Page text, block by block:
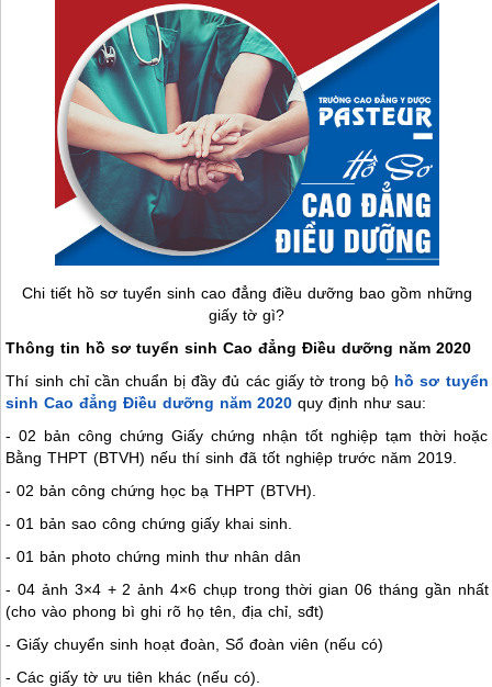
Chi tiết hồ sơ tuyển sinh cao đẳng điều dưỡng bao gồm những
giấy tờ gì?
Thông tin hồ sơ tuyển sinh Cao đẳng Điều dưỡng năm 2020
Thí sinh chỉ cần chuẩn bị đầy đủ các giấy tờ trong bộ hồ sơ tuyển
sinh Cao đẳng Điều dưỡng năm 2020 quy định như sau:
- 02 bản công chứng Giấy chứng nhận tốt nghiệp tạm thời hoặc
Bằng THPT (BTVH) nếu thí sinh đã tốt nghiệp trước năm 2019.
- 02 bản công chứng học bạ THPT (BTVH).
- 01 bản sao công chứng giấy khai sinh.
- 01 bản photo chứng minh thư nhân dân
- 04 ảnh 3×4 + 2 ảnh 4×6 chụp trong thời gian 06 tháng gần nhất
(cho vào phong bì ghi rõ họ tên, địa chỉ, sđt)
- Giấy chuyển sinh hoạt đoàn, Sổ đoàn viên (nếu có)
- Các giấy tờ ưu tiên khác (nếu có).